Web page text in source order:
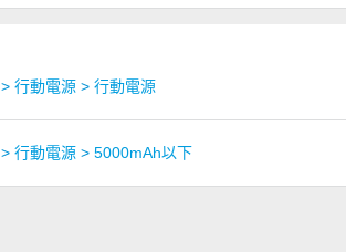
> 行動電源 > 行動電源
> 行動電源 > 5000mAh以下